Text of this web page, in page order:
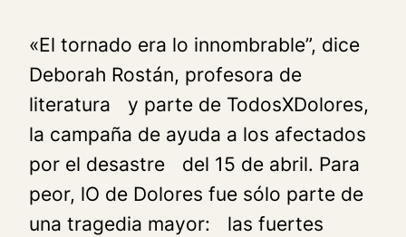
«El tornado era lo innombrable”, dice
Deborah Rostán, profesora de
literatura y parte de TodosXDolores,
la campaña de ayuda a los afectados
por el desastre del 15 de abril. Para
peor, lO de Dolores fue sólo parte de
una tragedia mayor: las fuertes